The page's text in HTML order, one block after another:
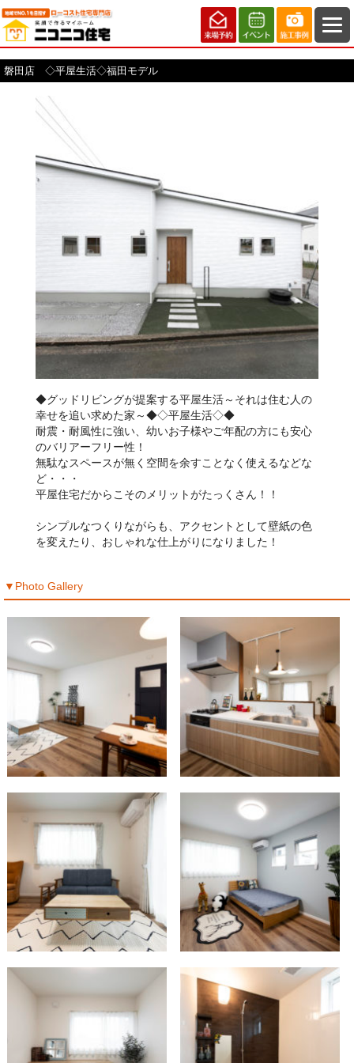
磐田店 ◇平屋生活◇福田モデル
◆グッドリビングが提案する平屋生活～それは住む人の
幸せを追い求めた家～◆◇平屋生活◇◆
耐震・耐風性に強い、幼いお子様やご年配の方にも安心
のバリアーフリー性！
無駄なスペースが無く空間を余すことなく使えるなどな
ど・・・
平屋住宅だからこそのメリットがたっくさん！！
シンプルなつくりながらも、アクセントとして壁紙の色
を変えたり、おしゃれな仕上がりになりました！
▼Photo Gallery